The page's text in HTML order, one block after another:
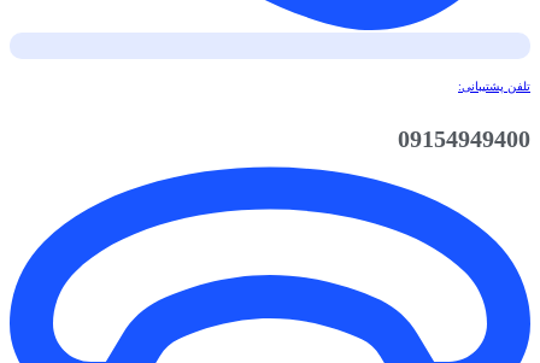
تلفن پشتیبانی:
09154949400